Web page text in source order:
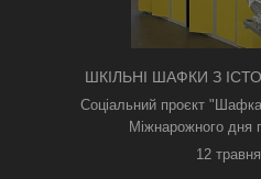
ШКІЛЬНІ ШАФКИ З
З'ЯВИЛИСЯ
Соціальний проєкт
Міжнарожного дня
12